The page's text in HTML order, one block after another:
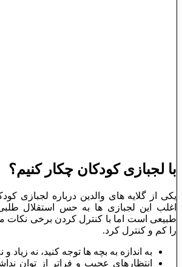
با لجبازی کودکان چکار کنیم؟
اغلب این لجبازی ها به حس استقلال
طبیعی است اما با کنترل کردن برخی نکات
را کم و کنترل کرد.
به اندازه به بچه ها توجه کنید، نه زیاد و
انتظارهای عجیب و فراتر از توان